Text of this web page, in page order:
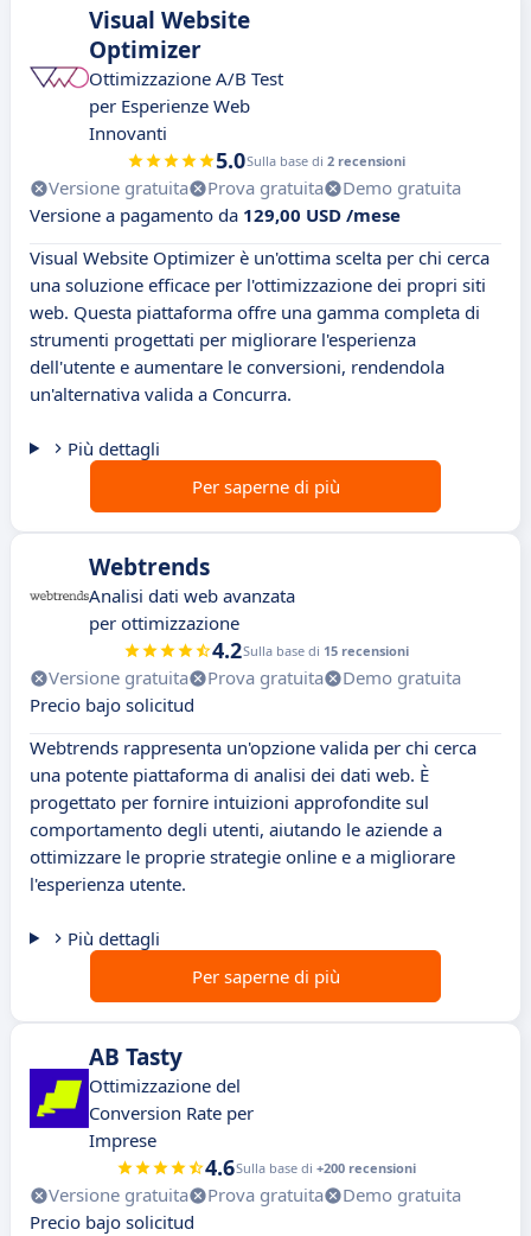
Visual Website
Optimizer
Ottimizzazione A/B Test
per Esperienze Web
Innovanti
5.0Sulla base di 2 recensioni
Versione gratuita Prova gratuita
Demo gratuita
Versione a pagamento da 129,00 USD /mese
Visual Website Optimizer è un'ottima scelta per chi cerca
una soluzione efficace per l'ottimizzazione dei propri siti
web. Questa piattaforma offre una gamma completa di
strumenti progettati per migliorare l'esperienza
dell'utente e aumentare le conversioni, rendendola
un'alternativa valida a Concurra.
Più dettagli
Per saperne di più
Webtrends
Analisi dati web avanzata
per ottimizzazione
4.2Sulla base di 15 recensioni
Versione gratuita Prova gratuita
Demo gratuita
Precio bajo solicitud
Webtrends rappresenta un'opzione valida per chi cerca
una potente piattaforma di analisi dei dati web. È
progettato per fornire intuizioni approfondite sul
comportamento degli utenti, aiutando le aziende a
ottimizzare le proprie strategie online e a migliorare
l'esperienza utente.
Più dettagli
Per saperne di più
AB Tasty
Ottimizzazione del
Conversion Rate per
Imprese
4.6Sulla base di +200 recensioni
Versione gratuita Prova gratuita
Demo gratuita
Precio bajo solicitud